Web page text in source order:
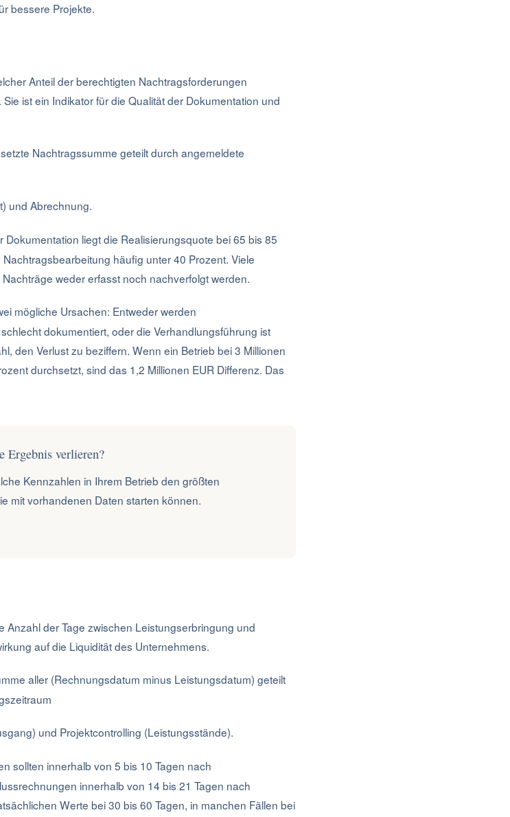
bessere Projekte.
Anteil der berechtigten Nachtragsforderungen
ist ein Indikator für die Qualität der Dokumentation und
Nachtragssumme geteilt durch angemeldete
und Abrechnung.
Dokumentation liegt die Realisierungsquote bei 65 bis 85
häufig unter 40 Prozent. Viele
weder erfasst noch nachverfolgt werden.
mögliche Ursachen: Entweder werden
dokumentiert, oder die Verhandlungsführung ist
den Verlust zu beziffern. Wenn ein Betrieb bei 3 Millionen
durchsetzt, sind das 1,2 Millionen EUR Differenz. Das
Ergebnis verlieren?
Kennzahlen in Ihrem Betrieb den größten
mit vorhandenen Daten starten können.
Anzahl der Tage zwischen Leistungserbringung und
auf die Liquidität des Unternehmens.
aller (Rechnungsdatum minus Leistungsdatum) geteilt
und Projektcontrolling (Leistungsstände).
sollten innerhalb von 5 bis 10 Tagen nach
innerhalb von 14 bis 21 Tagen nach
Werte bei 30 bis 60 Tagen, in manchen Fällen bei